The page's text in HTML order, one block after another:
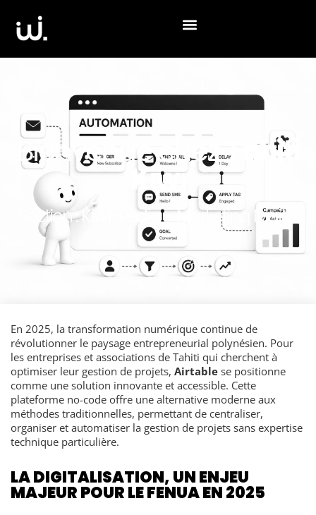
Bienvenue chezTahiti
Kiwi
Section :Kiwi-Pédia- Marketing Digital
En 2025, la transformation numérique continue de
révolutionner le paysage entrepreneurial polynésien. Pour
les entreprises et associations de Tahiti qui cherchent à
optimiser leur gestion de projets, Airtable se positionne
comme une solution innovante et accessible. Cette
plateforme no-code offre une alternative moderne aux
méthodes traditionnelles, permettant de centraliser,
organiser et automatiser la gestion de projets sans expertise
technique particulière.
LA DIGITALISATION, UN ENJEU
MAJEUR POUR LE FENUA EN 2025